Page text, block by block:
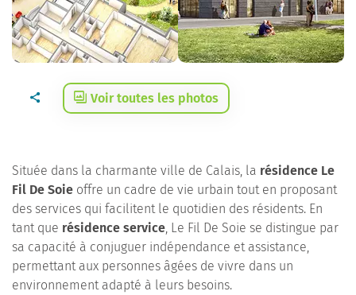
Voir toutes les photos
Située dans la charmante ville de Calais, la résidence Le
Fil De Soie offre un cadre de vie urbain tout en proposant
des services qui facilitent le quotidien des résidents. En
tant que résidence service, Le Fil De Soie se distingue par
sa capacité à conjuguer indépendance et assistance,
permettant aux personnes âgées de vivre dans un
environnement adapté à leurs besoins.